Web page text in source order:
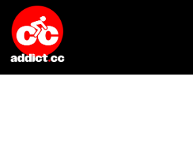
Overslaan naar inhoud